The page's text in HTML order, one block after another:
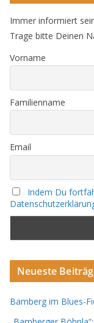
Immer informiert
Trage bitte Deinen
Vorname
Familienname
Email
Indem Du
Neueste
Bamberg im Blues-